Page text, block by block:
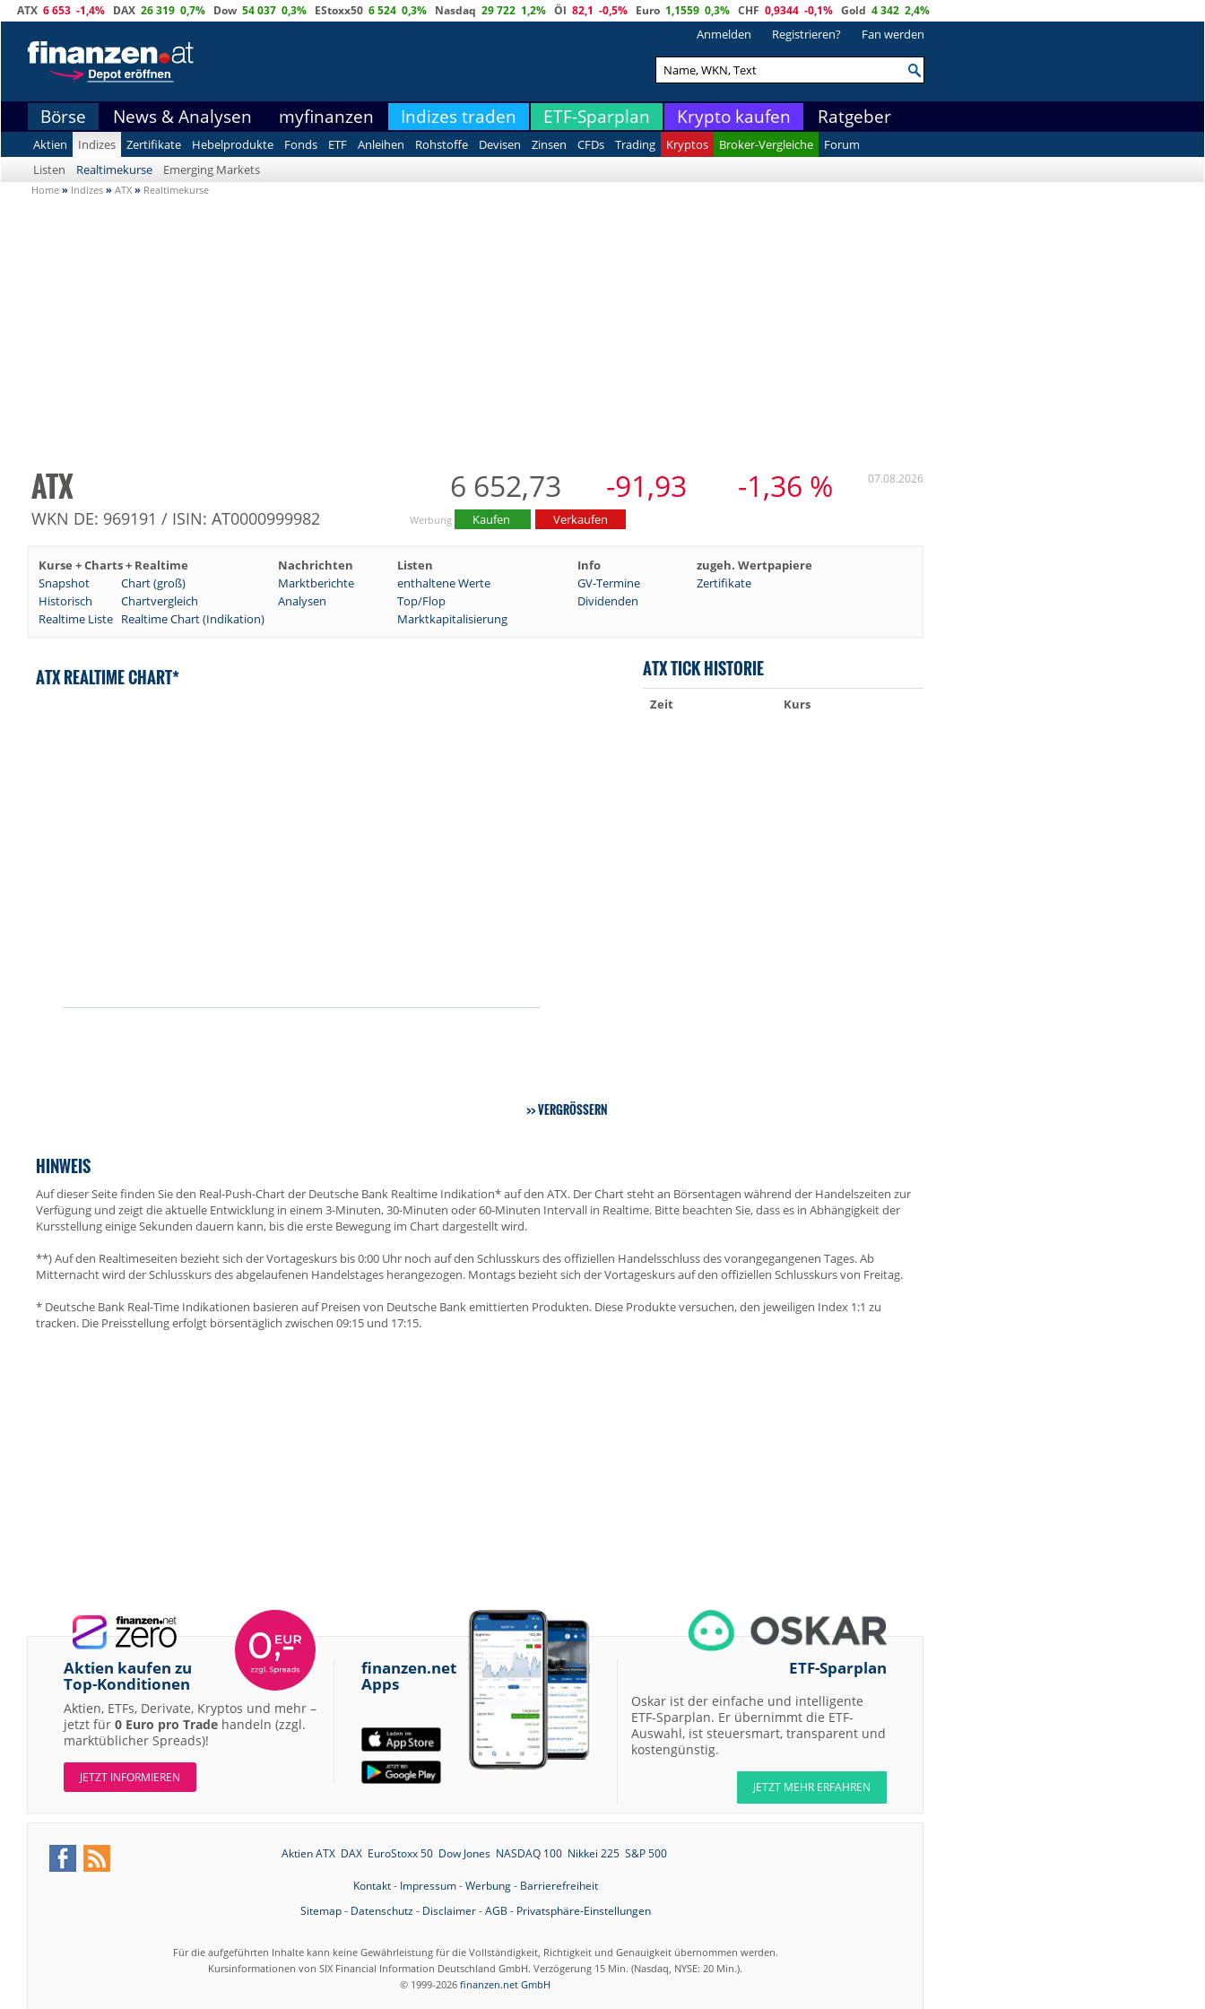
ATX 6 653 -1,4% DAX 26 319 0,7% Dow 54 037 0,3% EStoxx50 6 524 0,3% Nasdaq 29 722 1,2% Öl 82,1 -0,5% Euro 1,1559 0,3% CHF 0,9344 -0,1% Gold 4 342 2,4%
Anmelden Registrieren? Fan werden
Börse News & Analysen myfinanzen Indizes traden ETF-Sparplan Krypto kaufen Ratgeber
Aktien Indizes Zertifikate Hebelprodukte Fonds ETF Anleihen Rohstoffe Devisen Zinsen CFDs Trading Kryptos Broker-Vergleiche
Forum
Listen
Realtimekurse Emerging Markets
Home » Indizes » ATX » Realtimekurse
ATX
WKN DE: 969191 / ISIN: AT0000999982
6 652,73 -91,93 -1,36 % 07.08.2026
Werbung Kaufen Verkaufen
Kurse + Charts + Realtime Nachrichten Listen Info
zugeh. Wertpapiere
Snapshot
Chart (groß) Marktberichte enthaltene Werte GV-Termine
Zertifikate
Historisch
Chartvergleich Analysen Top/Flop
Dividenden
Realtime Liste Realtime Chart (Indikation) Marktkapitalisierung
ATX REALTIME CHART*
VERGRÖSSERN
ATX TICK HISTORIE
Zeit Kurs
HINWEIS
Auf dieser Seite finden Sie den Real-Push-Chart der Deutsche Bank Realtime Indikation* auf den ATX. Der Chart steht an Börsentagen während der Handelszeiten zur
Verfügung und zeigt die aktuelle Entwicklung in einem 3-Minuten, 30-Minuten oder 60-Minuten Intervall in Realtime. Bitte beachten Sie, dass es in Abhängigkeit der
Kursstellung einige Sekunden dauern kann, bis die erste Bewegung im Chart dargestellt wird.
**) Auf den Realtimeseiten bezieht sich der Vortageskurs bis 0:00 Uhr noch auf den Schlusskurs des offiziellen Handelsschluss des vorangegangenen Tages. Ab
Mitternacht wird der Schlusskurs des abgelaufenen Handelstages herangezogen. Montags bezieht sich der Vortageskurs auf den offiziellen Schlusskurs von Freitag.
* Deutsche Bank Real-Time Indikationen basieren auf Preisen von Deutsche Bank emittierten Produkten. Diese Produkte versuchen, den jeweiligen Index 1:1 zu
tracken. Die Preisstellung erfolgt börsentäglich zwischen 09:15 und 17:15.
Aktien kaufen zu
Top-Konditionen
Aktien, ETFs, Derivate, Kryptos und mehr –
jetzt für 0 Euro pro Trade handeln (zzgl.
marktüblicher Spreads)!
JETZT INFORMIEREN
finanzen.net
Apps
ETF-Sparplan
Oskar ist der einfache und intelligente
ETF-Sparplan. Er übernimmt die ETF-
Auswahl, ist steuersmart, transparent und
kostengünstig.
JETZT MEHR ERFAHREN
Aktien ATX DAX EuroStoxx 50 Dow Jones NASDAQ 100 Nikkei 225 S&P 500
Kontakt- Impressum-Werbung- Barrierefreiheit
Sitemap- Datenschutz- Disclaimer-AGB - Privatsphäre-Einstellungen
Für die aufgeführten Inhalte kann keine Gewährleistung für die Vollständigkeit, Richtigkeit und Genauigkeit übernommen werden.
Kursinformationen von SIX Financial Information Deutschland GmbH. Verzögerung 15 Min. (Nasdaq, NYSE: 20 Min.).
© 1999-2026 finanzen.net GmbH